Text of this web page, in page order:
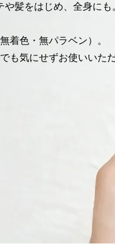
髪をはじめ、全身にも
着色・無パラベン）。
も気にせずお使いいただ